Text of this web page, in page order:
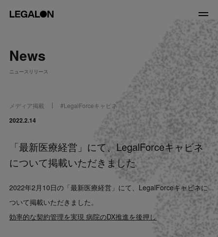
About
役員紹介
Service
News
LegalOn Now
News
ニュースリリース
メディア掲載 #LegalForceキャビネ
2022.2.14
「最新医療経営」にて、LegalForceキャビネ
について掲載いただきました
2022年2月10日の「最新医療経営」にて、LegalForceキャビネに
ついて掲載いただきました。
効率的な契約管理を実現 病院のDX推進を後押し